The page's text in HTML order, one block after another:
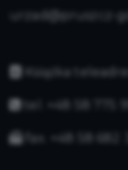
urzad@pruszcz-
Książka
tel. +48 58 775
fax. +48 58 682